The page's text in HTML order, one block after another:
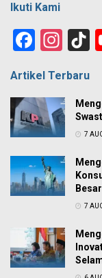
Ikuti Kami
Artikel Terbaru
7
7